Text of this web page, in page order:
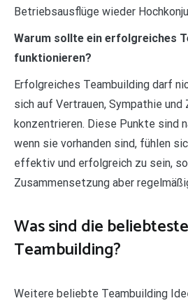
Betriebsausflüge wieder
Warum sollte ein erfolgreiches
funktionieren?
Erfolgreiches Teambuilding darf
sich auf Vertrauen, Sympathie und
konzentrieren. Diese Punkte sind
wenn sie vorhanden sind, fühlen
effektiv und erfolgreich zu sein,
Zusammensetzung aber
Was sind die
Teambuilding?
Weitere beliebte Teambuilding